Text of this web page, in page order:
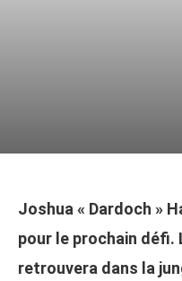
Joshua « Dardoch »
pour le prochain défi.
retrouvera dans la